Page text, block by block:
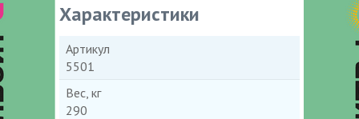
Характеристики
Артикул
5501
Вес, кг
290